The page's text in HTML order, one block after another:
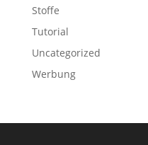
Stoffe
Tutorial
Uncategorized
Werbung